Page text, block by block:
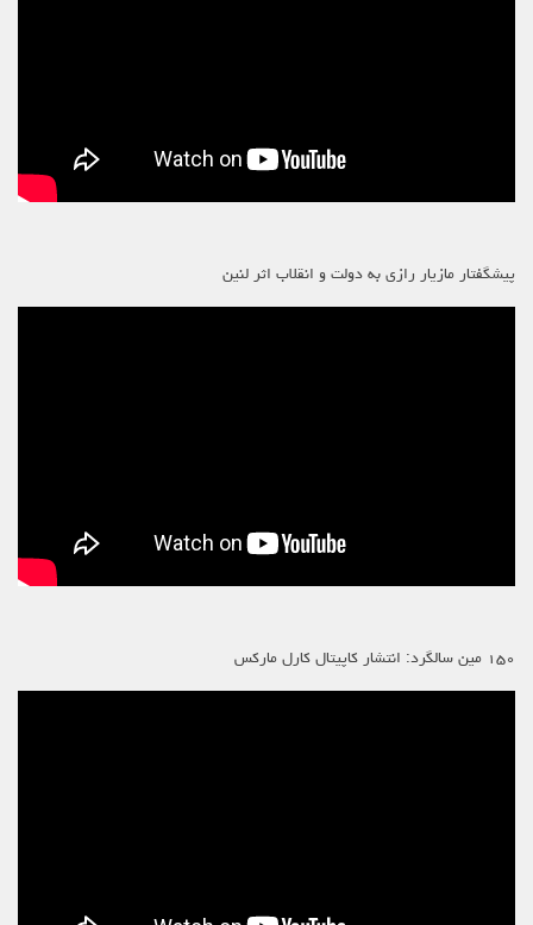
پیشگفتار مازیار رازی به دولت و انقلاب اثر لنین
۱۵۰ مین سالگرد: انتشار کاپیتال کارل مارکس